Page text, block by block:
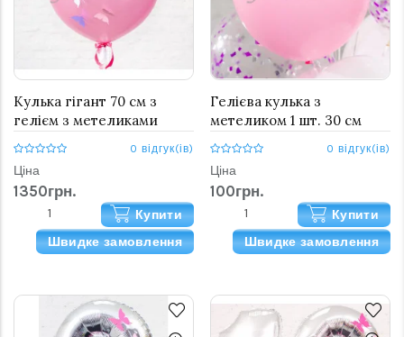
Кулька гігант 70 см з
гелієм з метеликами
0 відгук(ів)
Ціна
1350грн.
Купити
Швидке замовлення
Гелієва кулька з
метеликом 1 шт. 30 см
0 відгук(ів)
Ціна
100грн.
Купити
Швидке замовлення